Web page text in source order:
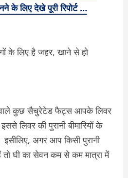
के लिए देखे पूरी रिपोर्ट …
वाले कुछ सैचुरेटेड फैट्स आपके लिवर
लिवर की पुरानी बीमारियों के
अगर आप किसी पुरानी
तो घी का सेवन कम से कम मात्रा में